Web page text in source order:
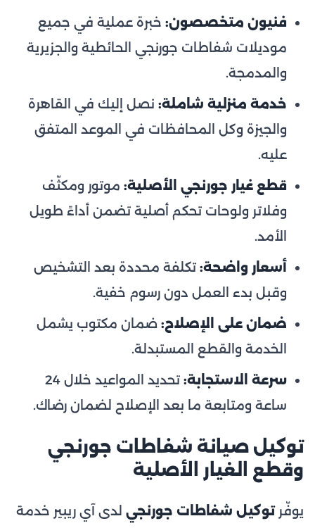
فنيون متخصصون: خبرة عملية في جميع
موديلات شفاطات جورنجي الحائطية والجزيرية
والمدمجة.
خدمة منزلية شاملة: نصل إليك في القاهرة
والجيزة وكل المحافظات في الموعد المتفق
عليه.
قطع غيار جورنجي الأصلية: موتور ومكثّف
وفلاتر ولوحات تحكم أصلية تضمن أداءً طويل
الأمد.
أسعار واضحة: تكلفة محددة بعد التشخيص
وقبل بدء العمل دون رسوم خفية.
ضمان على الإصلاح: ضمان مكتوب يشمل
الخدمة والقطع المستبدلة.
سرعة الاستجابة:
تحديد المواعيد خلال 24
ساعة ومتابعة ما بعد الإصلاح لضمان رضاك.
توكيل صيانة شفاطات جورنجي
وقطع الغيار الأصلية
يوفّرتوكيل شفاطات جورنجي لدى آي ريبير خدمة